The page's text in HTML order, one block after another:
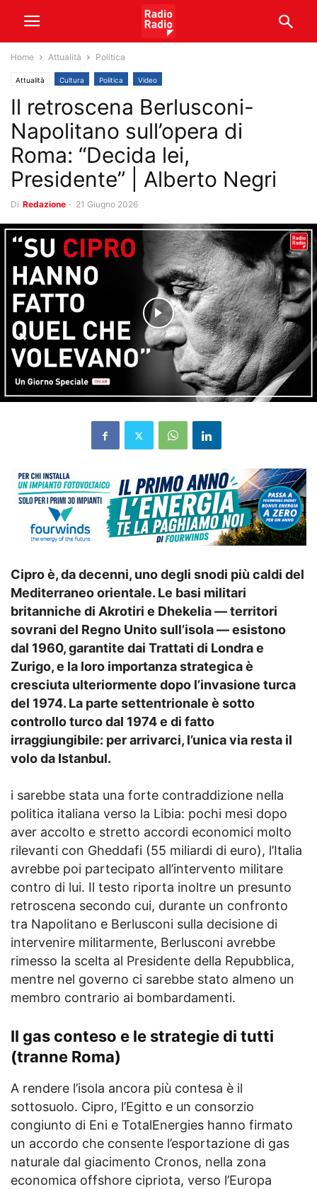
Home Attualità Politica
Attualità Cultura Politica Video
Il retroscena Berlusconi-
Napolitano sull’opera di
Roma: “Decida lei,
Presidente” | Alberto Negri
Di Redazione - 21 Giugno 2026
Cipro è, da decenni, uno degli snodi più caldi del
Mediterraneo orientale. Le basi militari
britanniche di Akrotiri e Dhekelia — territori
sovrani del Regno Unito sull’isola — esistono
dal 1960, garantite dai Trattati di Londra e
Zurigo, e la loro importanza strategica è
cresciuta ulteriormente dopo l’invasione turca
del 1974. La parte settentrionale è sotto
controllo turco dal 1974 e di fatto
irraggiungibile: per arrivarci, l’unica via resta il
volo da Istanbul.
i sarebbe stata una forte contraddizione nella
politica italiana verso la Libia: pochi mesi dopo
aver accolto e stretto accordi economici molto
rilevanti con Gheddafi (55 miliardi di euro), l’Italia
avrebbe poi partecipato all’intervento militare
contro di lui. Il testo riporta inoltre un presunto
retroscena secondo cui, durante un confronto
tra Napolitano e Berlusconi sulla decisione di
intervenire militarmente, Berlusconi avrebbe
rimesso la scelta al Presidente della Repubblica,
mentre nel governo ci sarebbe stato almeno un
membro contrario ai bombardamenti.
Il gas conteso e le strategie di tutti
(tranne Roma)
A rendere l’isola ancora più contesa è il
sottosuolo. Cipro, l’Egitto e un consorzio
congiunto di Eni e TotalEnergies hanno firmato
un accordo che consente l’esportazione di gas
naturale dal giacimento Cronos, nella zona
economica offshore cipriota, verso l’Europa